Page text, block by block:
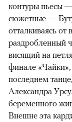
контуры пьесы
сюжетные —
отталкиваясь от
раздробленный
висящий на
финале
последнем
Александра
беременного
Внешне эта